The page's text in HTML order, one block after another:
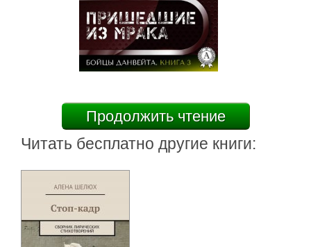
Продолжить чтение
Читать бесплатно другие книги: